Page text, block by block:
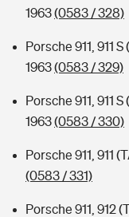
1963(0583 / 328)
Porsche 911, 911
1963(0583 / 329)
Porsche 911, 911
1963(0583 / 330)
Porsche 911, 911
(0583 / 331)
Porsche 911, 912